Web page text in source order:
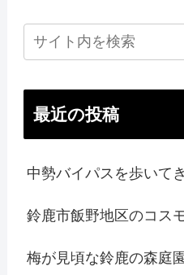
最近の投稿
中勢バイパスを歩いて
鈴鹿市飯野地区のコス
梅が見頃な鈴鹿の森庭